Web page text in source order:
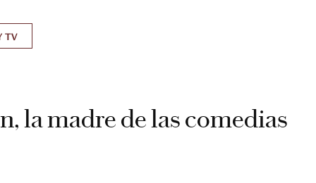
TV
la madre de las comedias